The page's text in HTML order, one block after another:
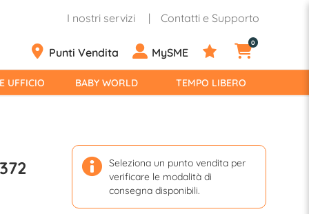
I nostri servizi Contatti e Supporto
Punti Vendita MySME
0
UFFICIO BABY WORLD TEMPO LIBERO
Seleziona un punto vendita per
verificare le modalità di
consegna disponibili.